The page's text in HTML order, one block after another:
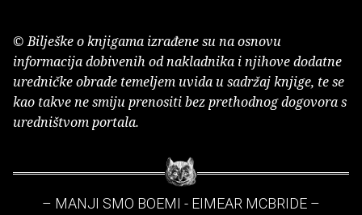
© Bilješke o knjigama izrađene su na osnovu
informacija dobivenih od nakladnika i njihove dodatne
uredničke obrade temeljem uvida u sadržaj knjige, te se
kao takve ne smiju prenositi bez prethodnog dogovora s
uredništvom portala.
– MANJI SMO BOEMI - EIMEAR MCBRIDE –